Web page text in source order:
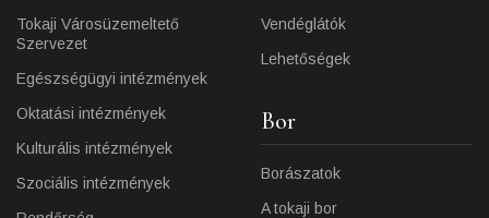
Tokaji Városüzemeltető
Szervezet
Egészségügyi intézmények
Oktatási intézmények
Kulturális intézmények
Szociális intézmények
Vendéglátók
Lehetőségek
Bor
Borászatok
A tokaji bor